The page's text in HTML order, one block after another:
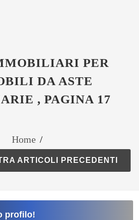
PER
DA ASTE
, PAGINA 17
Home /
ARTICOLI PRECEDENTI
profilo!